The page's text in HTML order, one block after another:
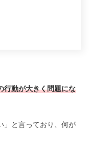
行動が大きく問題にな
」と言っており、何が